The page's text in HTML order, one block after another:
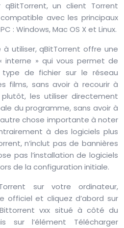
qBitTorrent, un client Torrent
avec les principaux
: Windows, Mac OS X et Linux.
à utiliser, qBitTorrent offre une
interne » qui vous permet de
type de fichier sur le réseau
films, sans avoir à recourir à
les utiliser directement
du programme, sans avoir à
autre chose importante à noter
à des logiciels plus
n’inclut pas de bannières
pas l’installation de logiciels
de la configuration initiale.
sur votre ordinateur,
officiel et cliquez d’abord sur
vxx situé à côté du
sur l’élément Télécharger